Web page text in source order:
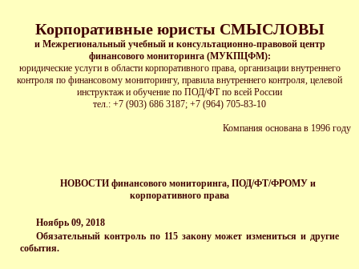
Корпоративные юристы СМЫСЛОВЫ
и Межрегиональный учебный и консультационно-правовой центр
финансового мониторинга (МУКПЦФМ):
юридические услуги в области корпоративного права, организации внутреннего
контроля по финансовому мониторингу, правила внутреннего контроля, целевой
инструктаж и обучение по ПОД/ФТ по всей России
тел.: +7 (903) 686 3187; +7 (964) 705-83-10
Компания основана в 1996 году
НОВОСТИ финансового мониторинга, ПОД/ФТ/ФРОМУ и
корпоративного права
Ноябрь 09, 2018
Обязательный контроль по 115 закону может измениться и другие
события.